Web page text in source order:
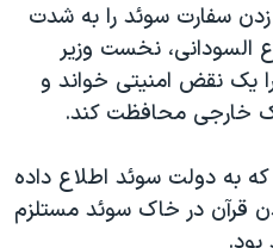
سفارت سوئد را به شدت
السودانی، نخست وزیر
یک نقض امنیتی خواند و
خارجی محافظت کند.
به دولت سوئد اطلاع داده
قرآن در خاک سوئد مستلزم